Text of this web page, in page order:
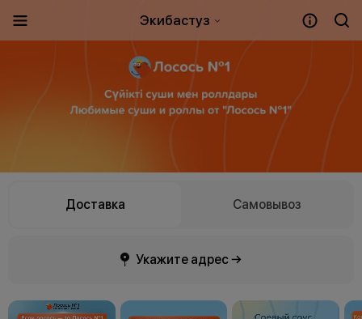
Экибастуз
Доставка Самовывоз
Укажите адрес →